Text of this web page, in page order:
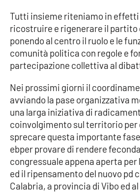
Cronaca
Cultura
Economia e Lavoro
Politica
Sanità
Società
Sport
Tutti insieme riteniamo in
ricostruire e rigenerare il
ponendo al centro il ruolo e le
comunità politica con regole e
partecipazione collettiva al
Nei prossimi giorni il
avviando la pase organizzativa
una larga iniziativa di
coinvolgimento sul territorio per
sprecare questa importante
ebper provare di rendere
congressuale appena aperta
ed il ripensamento del nuovo pd
Calabria, a provincia di Vibo ed